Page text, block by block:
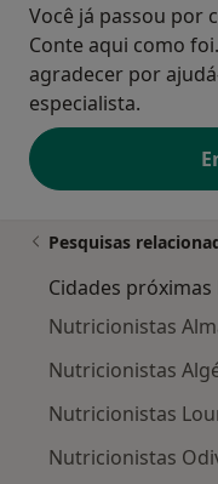
Você já passou por
Conte aqui como
agradecer por
especialista.
Pesquisas
Cidades próximas
Nutricionistas
Nutricionistas
Nutricionistas
Nutricionistas